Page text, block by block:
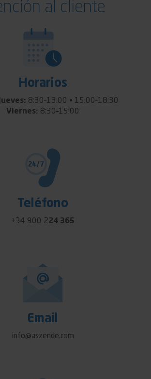
al cliente
Horarios
8:30–13:00 • 15:00–18:30
Viernes: 8:30–15:00
Teléfono
+34 900 224 365
Email
info@aszende.com